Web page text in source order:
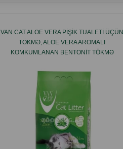
VAN CAT ALOE VERA PIŞIK TUALETI ÜÇÜN
TÖKMƏ, ALOE VERA AROMALI
KOMKUMLANAN BENTONIT TÖKMƏ